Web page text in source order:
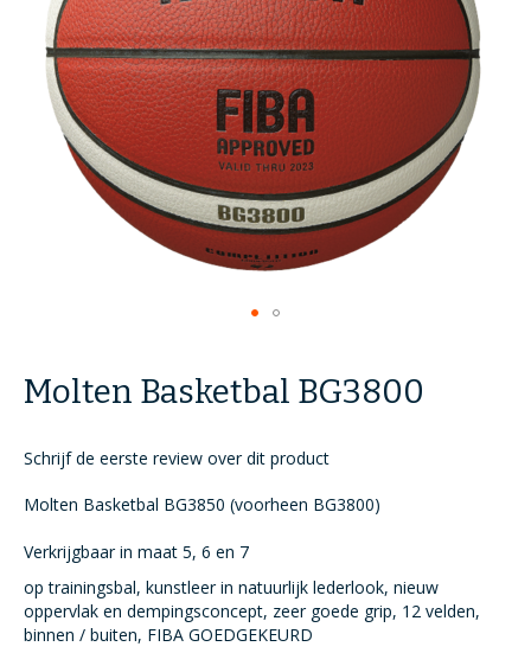
het
de
gallerij
Molten Basketbal BG3800
Schrijf de eerste review over dit product
Molten Basketbal BG3850 (voorheen BG3800)
Verkrijgbaar in maat 5, 6 en 7
op trainingsbal, kunstleer in natuurlijk lederlook, nieuw
oppervlak en dempingsconcept, zeer goede grip, 12 velden,
binnen / buiten, FIBA GOEDGEKEURD